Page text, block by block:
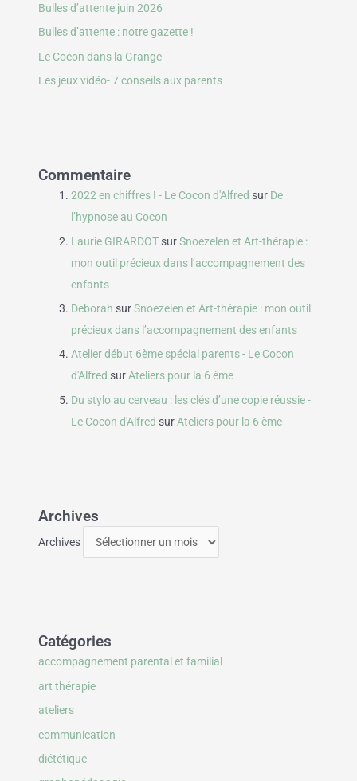
Bulles d’attente juin 2026
Bulles d’attente : notre gazette !
Le Cocon dans la Grange
Les jeux vidéo- 7 conseils aux parents
Commentaire
2022 en chiffres ! - Le Cocon d'Alfred sur De
l’hypnose au Cocon
Laurie GIRARDOT surSnoezelen et Art-thérapie :
mon outil précieux dans l’accompagnement des
enfants
Deborah surSnoezelen et Art-thérapie : mon outil
précieux dans l’accompagnement des enfants
Atelier début 6ème spécial parents - Le Cocon
d'Alfred surAteliers pour la 6 ème
Du stylo au cerveau : les clés d’une copie réussie -
Le Cocon d'Alfred surAteliers pour la 6 ème
Archives
Archives
Catégories
accompagnement parental et familial
art thérapie
ateliers
communication
diététique